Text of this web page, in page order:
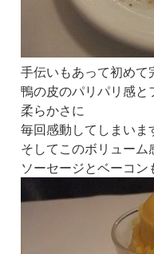
手伝いもあって初めて
鴨の皮のパリパリ感と
柔らかさに
毎回感動してしまいま
そしてこのボリューム
ソーセージとベーコ